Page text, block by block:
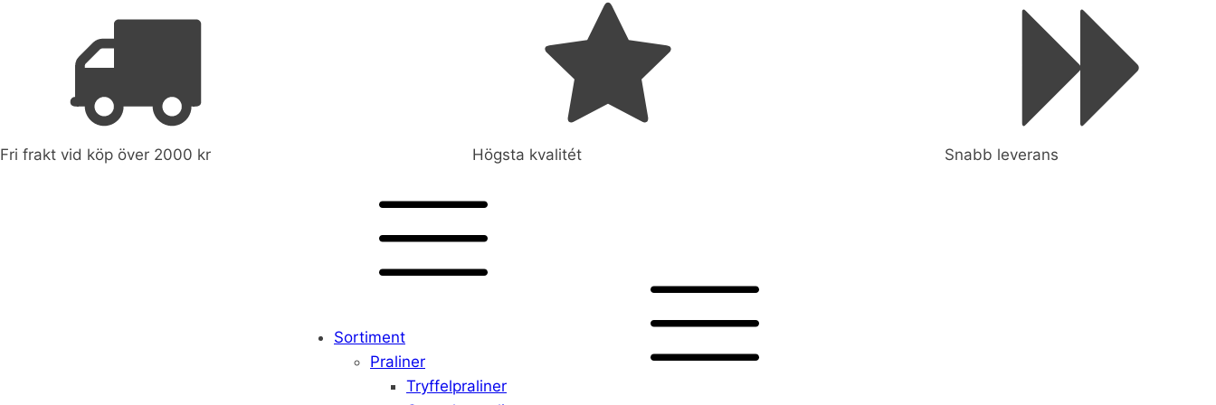
Fri frakt vid köp över 2000 kr Högsta kvalitét Snabb leverans
Sortiment
Praliner
Tryffelpraliner